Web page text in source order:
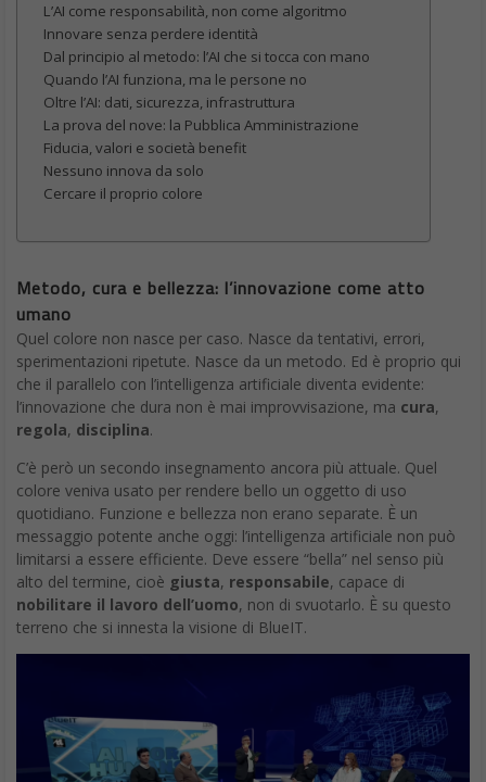
L’AI come responsabilità, non come algoritmo
Innovare senza perdere identità
Dal principio al metodo: l’AI che si tocca con mano
Quando l’AI funziona, ma le persone no
Oltre l’AI: dati, sicurezza, infrastruttura
La prova del nove: la Pubblica Amministrazione
Fiducia, valori e società benefit
Nessuno innova da solo
Cercare il proprio colore
Metodo, cura e bellezza: l’innovazione come atto
umano
Quel colore non nasce per caso. Nasce da tentativi, errori,
sperimentazioni ripetute. Nasce da un metodo. Ed è proprio qui
che il parallelo con l’intelligenza artificiale diventa evidente:
l’innovazione che dura non è mai improvvisazione, ma cura,
regola, disciplina.
C’è però un secondo insegnamento ancora più attuale. Quel
colore veniva usato per rendere bello un oggetto di uso
quotidiano. Funzione e bellezza non erano separate. È un
messaggio potente anche oggi: l’intelligenza artificiale non può
limitarsi a essere efficiente. Deve essere “bella” nel senso più
alto del termine, cioè giusta, responsabile, capace di
nobilitare il lavoro dell’uomo, non di svuotarlo. È su questo
terreno che si innesta la visione di BlueIT.